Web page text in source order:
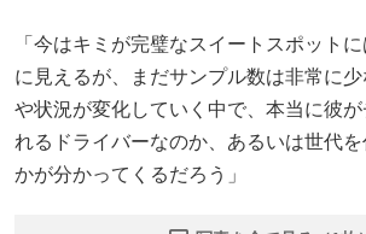
「今はキミが完璧なスイートスポット
に見えるが、まだサンプル数は非常に
や状況が変化していく中で、本当に彼
れるドライバーなのか、あるいは世代
かが分かってくるだろう」